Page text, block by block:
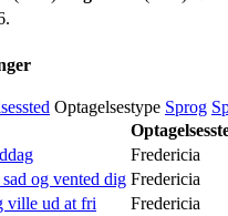
Optagelsestype Sprog
Fredericia
og vented dig Fredericia
ville ud at fri
Fredericia